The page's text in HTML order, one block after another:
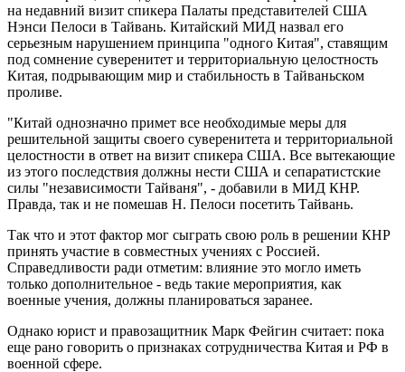
на недавний визит спикера Палаты представителей США
Нэнси Пелоси в Тайвань. Китайский МИД назвал его
серьезным нарушением принципа "одного Китая", ставящим
под сомнение суверенитет и территориальную целостность
Китая, подрывающим мир и стабильность в Тайваньском
проливе.
"Китай однозначно примет все необходимые меры для
решительной защиты своего суверенитета и территориальной
целостности в ответ на визит спикера США. Все вытекающие
из этого последствия должны нести США и сепаратистские
силы "независимости Тайваня", - добавили в МИД КНР.
Правда, так и не помешав Н. Пелоси посетить Тайвань.
Так что и этот фактор мог сыграть свою роль в решении КНР
принять участие в совместных учениях с Россией.
Справедливости ради отметим: влияние это могло иметь
только дополнительное - ведь такие мероприятия, как
военные учения, должны планироваться заранее.
Однако юрист и правозащитник Марк Фейгин считает: пока
еще рано говорить о признаках сотрудничества Китая и РФ в
военной сфере.